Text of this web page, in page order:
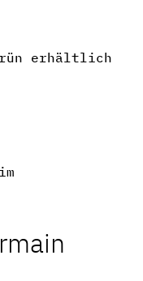
erhältlich